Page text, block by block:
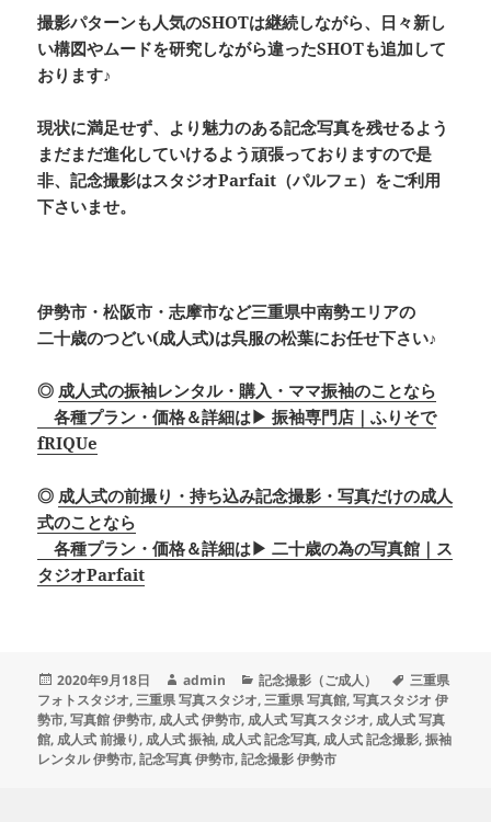
撮影パターンも人気のSHOTは継続しながら、日々新し
い構図やムードを研究しながら違ったSHOTも追加して
おります♪
現状に満足せず、より魅力のある記念写真を残せるよう
まだまだ進化していけるよう頑張っておりますので是
非、記念撮影はスタジオParfait（パルフェ）をご利用
下さいませ。
伊勢市・松阪市・志摩市など三重県中南勢エリアの
二十歳のつどい(成人式)は呉服の松葉にお任せ下さい♪
◎成人式の振袖レンタル・購入・ママ振袖のことなら
各種プラン・価格＆詳細は▶ 振袖専門店｜ふりそで
fRIQUe
◎成人式の前撮り・持ち込み記念撮影・写真だけの成人
式のことなら
各種プラン・価格＆詳細は▶ 二十歳の為の写真館｜ス
タジオParfait
投
稿
日:
2020年9月18日
作
成
者
admin
カ
テ
ゴ
リ
ー
記念撮影（ご成人）
タ
グ
三重県
フォトスタジオ,三重県 写真スタジオ,三重県 写真館,写真スタジオ 伊
勢市,写真館 伊勢市,成人式 伊勢市,成人式 写真スタジオ,成人式 写真
館,成人式 前撮り,成人式 振袖,成人式 記念写真,成人式 記念撮影,振袖
レンタル 伊勢市,記念写真 伊勢市,記念撮影 伊勢市